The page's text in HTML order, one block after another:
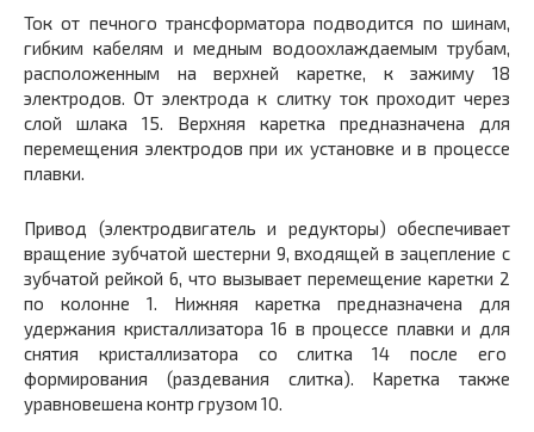
Ток от печного трансформатора подводится по шинам,
гибким кабелям и медным водоохлаждаемым трубам,
расположенным на верхней каретке, к зажиму 18
электродов. От электрода к слитку ток проходит через
слой шлака 15. Верхняя каретка предназначена для
перемещения электродов при их установке и в процессе
плавки.
Привод (электродвигатель и редукторы) обеспечивает
вращение зубчатой шестерни 9,входящей в зацепление с
зубчатой рейкой 6, что вызывает перемещение каретки 2
по колонне 1. Нижняя каретка предназначена для
удержания кристаллизатора16 впроцессе плавки и для
снятия кристаллизатора со слитка14после его
формирования (раздевания слитка). Каретка также
уравновешена контр грузом 10.